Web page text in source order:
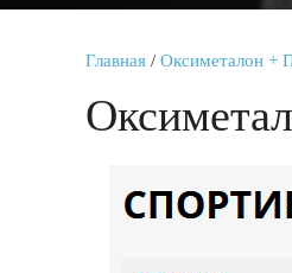
Главная / Оксиметалон +